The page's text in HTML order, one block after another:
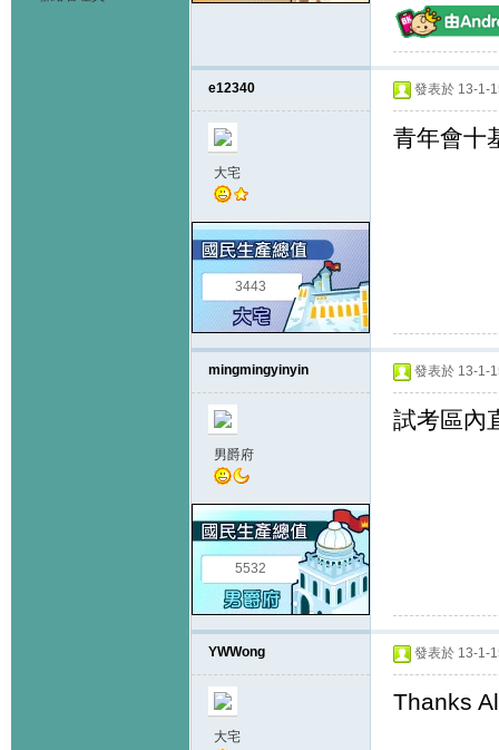
e12340
大宅
3443
發表於 13-1-
青年會十
mingmingyinyin
男爵府
5532
發表於 13-1-
試考區內
YWWong
大宅
發表於 13-1-
Thanks